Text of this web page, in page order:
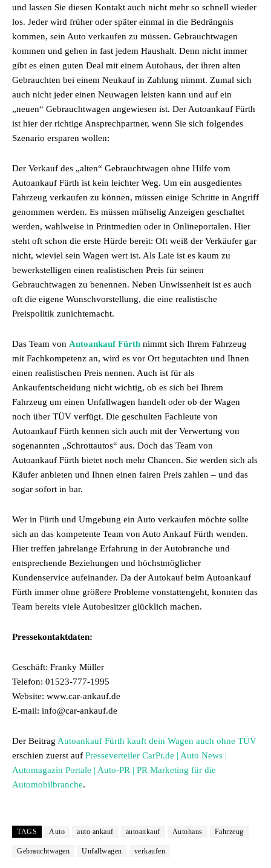
und lassen Sie diesen Kontakt auch nicht mehr so schnell wieder
los. Jeder wird früher oder später einmal in die Bedrängnis
kommen, sein Auto verkaufen zu müssen. Gebrauchtwagen
kommen und gehen in fast jedem Haushalt. Denn nicht immer
gibt es einen guten Deal mit einem Autohaus, der ihren alten
Gebrauchten bei einem Neukauf in Zahlung nimmt. Zumal sich
auch nicht jeder einen Neuwagen leisten kann und auf ein
„neuen“ Gebrauchtwagen angewiesen ist. Der Autoankauf Fürth
ist hier der richtige Ansprechpartner, wenn Sie sich folgendes
Szenario ersparen wollen:
Der Verkauf des „alten“ Gebrauchtwagen ohne Hilfe vom
Autoankauf Fürth ist kein leichter Weg. Um ein ausgedientes
Fahrzeug verkaufen zu können, müssen einige Schritte in Angriff
genommen werden. Es müssen mühselig Anzeigen geschaltet
werden, wahlweise in Printmedien oder in Onlineportalen. Hier
steht oft schon die erste Hürde bereit: Oft weiß der Verkäufer gar
nicht, wieviel sein Wagen wert ist. Als Laie ist es kaum zu
bewerkstelligen einen realistischen Preis für seinen
Gebrauchtwagen zu benennen. Neben Unwissenheit ist es auch
oft die eigene Wunschvorstellung, die eine realistische
Preispolitik zunichtemacht.
Das Team von Autoankauf Fürth nimmt sich Ihrem Fahrzeug
mit Fachkompetenz an, wird es vor Ort begutachten und Ihnen
einen realistischen Preis nennen. Auch ist für als
Ankaufentscheidung nicht wichtig, ob es sich bei Ihrem
Fahrzeug um einen Unfallwagen handelt oder ob der Wagen
noch über TÜV verfügt. Die geschulten Fachleute von
Autoankauf Fürth kennen sich auch mit der Verwertung von
sogenannten „Schrottautos“ aus. Doch das Team von
Autoankauf Fürth bietet noch mehr Chancen. Sie werden sich als
Käufer anbieten und Ihnen einen fairen Preis zahlen – und das
sogar sofort in bar.
Wer in Fürth und Umgebung ein Auto verkaufen möchte sollte
sich an das kompetente Team von Auto Ankauf Fürth wenden.
Hier treffen jahrelange Erfahrung in der Autobranche und
entsprechende Beziehungen und höchstmöglicher
Kundenservice aufeinander. Da der Autokauf beim Autoankauf
Fürth immer ohne größere Probleme vonstattengeht, konnten das
Team bereits viele Autobesitzer glücklich machen.
Pressekontaktdaten:
Geschäft: Franky Müller
Telefon: 01523-777-1995
Website: www.car-ankauf.de
E-mail: info@car-ankauf.de
Der Beitrag Autoankauf Fürth kauft dein Wagen auch ohne TÜV
erschien zuerst auf Presseverteiler CarPr.de | Auto News |
Automagazin Portale | Auto-PR | PR Marketing für die
Automobilbranche.
TAGS Auto auto ankauf autoankauf Autohaus Fahrzeug
Gebrauchtwagen Unfallwagen verkaufen